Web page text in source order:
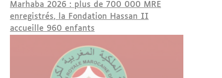
Marhaba 2026 : plus de 700 000 MRE
enregistrés, la Fondation Hassan II
accueille 960 enfants